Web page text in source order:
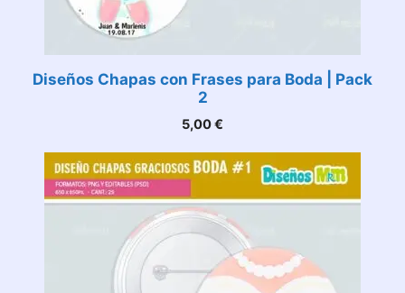
Diseños Chapas con Frases para Boda | Pack
2
5,00€